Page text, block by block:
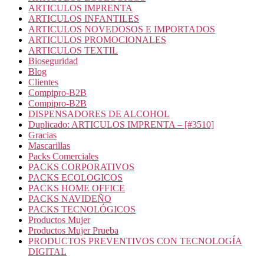
ARTICULOS IMPRENTA
ARTICULOS INFANTILES
ARTICULOS NOVEDOSOS E IMPORTADOS
ARTICULOS PROMOCIONALES
ARTICULOS TEXTIL
Bioseguridad
Blog
Clientes
Compipro-B2B
Compipro-B2B
DISPENSADORES DE ALCOHOL
Duplicado: ARTICULOS IMPRENTA – [#3510]
Gracias
Mascarillas
Packs Comerciales
PACKS CORPORATIVOS
PACKS ECOLOGICOS
PACKS HOME OFFICE
PACKS NAVIDEÑO
PACKS TECNOLÓGICOS
Productos Mujer
Productos Mujer Prueba
PRODUCTOS PREVENTIVOS CON TECNOLOGÍA
DIGITAL